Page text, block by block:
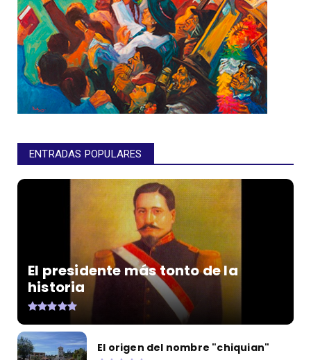
ENTRADAS POPULARES
El presidente más tonto de la
historia
El origen del nombre "chiquian"